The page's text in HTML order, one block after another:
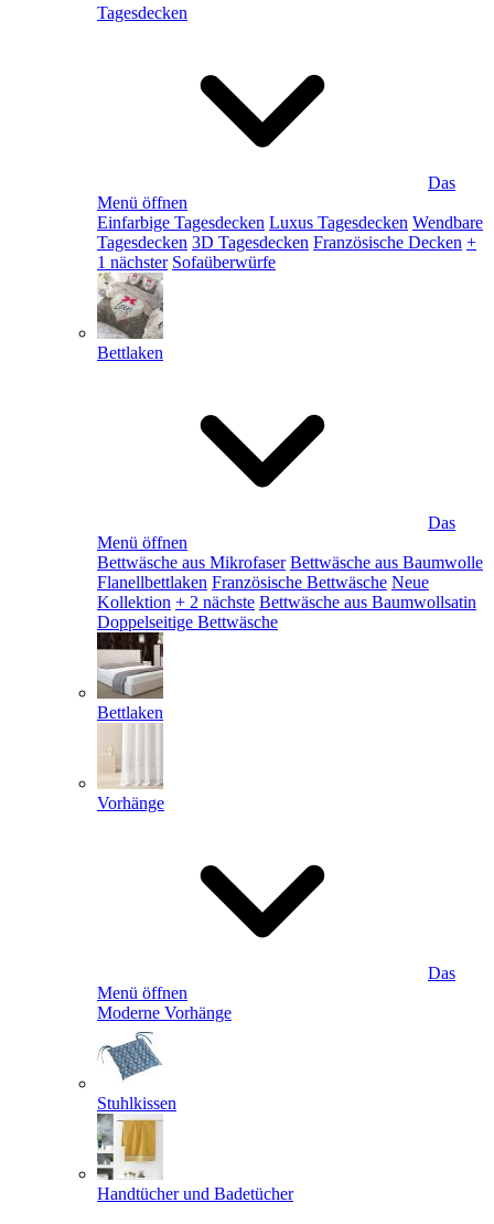
Tagesdecken
Das
Menü öffnen
Einfarbige Tagesdecken Luxus Tagesdecken Wendbare
Tagesdecken 3D Tagesdecken Französische Decken +
1 nächster Sofaüberwürfe
Bettlaken
Das
Menü öffnen
Bettwäsche aus Mikrofaser Bettwäsche aus Baumwolle
Flanellbettlaken Französische Bettwäsche Neue
Kollektion + 2 nächste Bettwäsche aus Baumwollsatin
Doppelseitige Bettwäsche
Bettlaken
Vorhänge
Das
Menü öffnen
Moderne Vorhänge
Stuhlkissen
Handtücher und Badetücher